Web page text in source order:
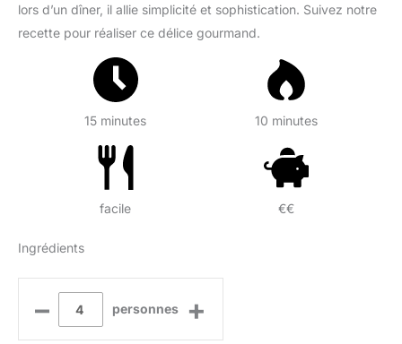
lors d’un dîner, il allie simplicité et sophistication. Suivez notre
recette pour réaliser ce délice gourmand.
15 minutes 10 minutes
facile €€
Ingrédients
– personnes +